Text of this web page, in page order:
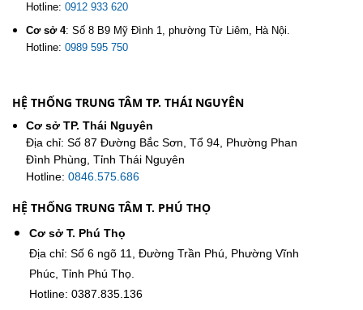
Hotline: 0912 933 620
Cơ sở 4: Số 8 B9 Mỹ Đình 1, phường Từ Liêm, Hà Nội.
Hotline: 0989 595 750
HỆ THỐNG TRUNG TÂM TP. THÁI NGUYÊN
Cơ sở TP. Thái Nguyên
Địa chỉ: Số 87 Đường Bắc Sơn, Tổ 94, Phường Phan
Đình Phùng, Tỉnh Thái Nguyên
Hotline: 0846.575.686
HỆ THỐNG TRUNG TÂM T. PHÚ THỌ
Cơ sở T. Phú Thọ
Địa chỉ: Số 6 ngõ 11, Đường Trần Phú, Phường Vĩnh
Phúc, Tỉnh Phú Thọ.
Hotline: 0387.835.136